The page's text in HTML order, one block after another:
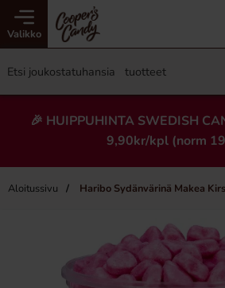
Valikko
🎉 HUIPPUHINTA SWEDISH
9,90kr/kpl (norm
Aloitussivu Haribo Sydänvärinä Makea